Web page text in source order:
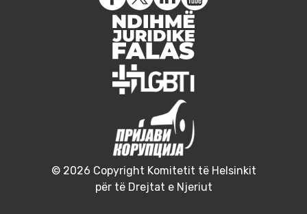
© 2026 Copyright Komitetit të Helsinkit
për të Drejtat e Njeriut